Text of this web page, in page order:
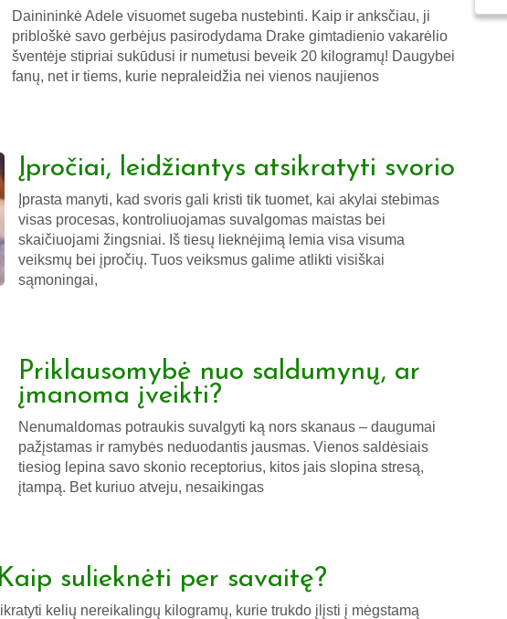
Dainininkė Adele visuomet sugeba nustebinti. Kaip ir anksčiau, ji
pribloškė savo gerbėjus pasirodydama Drake gimtadienio vakarėlio
šventėje stipriai sukūdusi ir numetusi beveik 20 kilogramų! Daugybei
fanų, net ir tiems, kurie nepraleidžia nei vienos naujienos
Įpročiai, leidžiantys atsikratyti svorio
Įprasta manyti, kad svoris gali kristi tik tuomet, kai akylai stebimas
visas procesas, kontroliuojamas suvalgomas maistas bei
skaičiuojami žingsniai. Iš tiesų lieknėjimą lemia visa visuma
veiksmų bei įpročių. Tuos veiksmus galime atlikti visiškai
sąmoningai,
Priklausomybė nuo saldumynų, ar
įmanoma įveikti?
Nenumaldomas potraukis suvalgyti ką nors skanaus – daugumai
pažįstamas ir ramybės neduodantis jausmas. Vienos saldėsiais
tiesiog lepina savo skonio receptorius, kitos jais slopina stresą,
įtampą. Bet kuriuo atveju, nesaikingas
Kaip sulieknėti per savaitę?
kelių nereikalingų kilogramų, kurie trukdo įlįsti į mėgstamą